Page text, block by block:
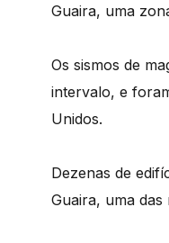
Guaira, uma
Os sismos de
intervalo, e
Unidos.
Dezenas de
Guaira, uma das